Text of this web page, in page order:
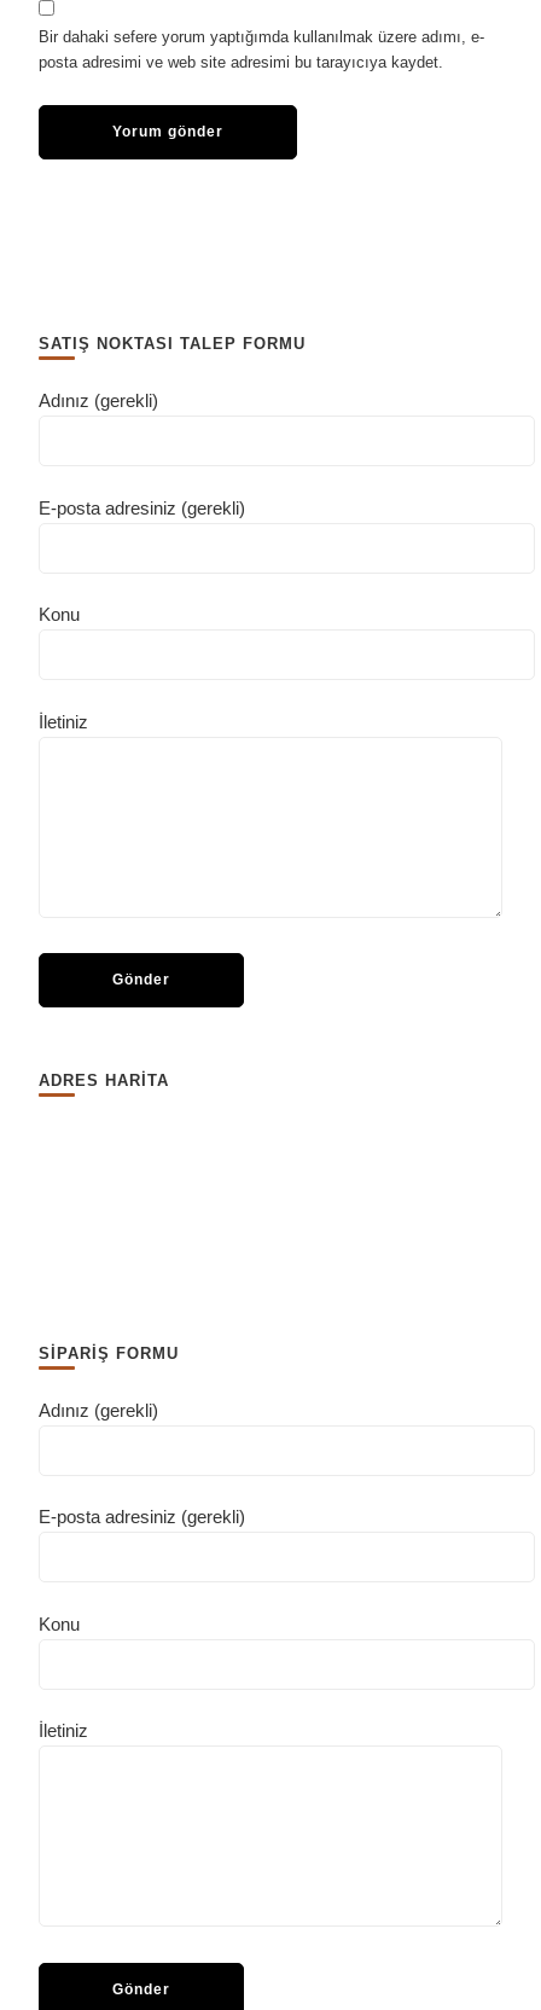
Bir dahaki sefere yorum yaptığımda kullanılmak üzere adımı, e-
posta adresimi ve web site adresimi bu tarayıcıya kaydet.
SATIŞ NOKTASI TALEP FORMU
Adınız (gerekli)
E-posta adresiniz (gerekli)
Konu
İletiniz
ADRES HARİTA
SİPARİŞ FORMU
Adınız (gerekli)
E-posta adresiniz (gerekli)
Konu
İletiniz